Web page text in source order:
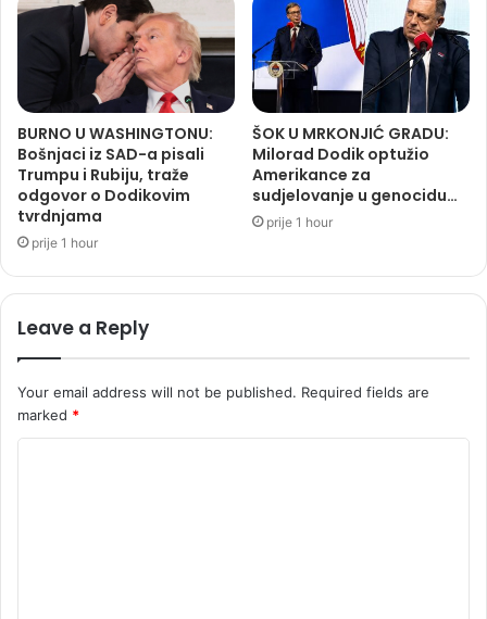
BURNO U WASHINGTONU:
Bošnjaci iz SAD-a pisali
Trumpu i Rubiju, traže
odgovor o Dodikovim
tvrdnjama
prije 1 hour
ŠOK U MRKONJIĆ GRADU:
Milorad Dodik optužio
Amerikance za
sudjelovanje u genocidu…
prije 1 hour
Leave a Reply
Your email address will not be published. Required fields are
marked *